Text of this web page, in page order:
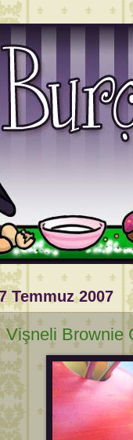
Temmuz 2007
Vişneli Brownie